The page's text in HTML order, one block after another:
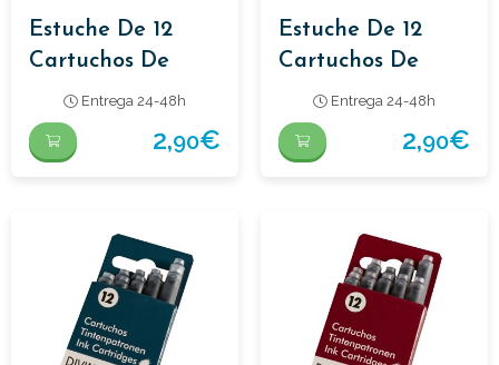
Estuche De 12
Cartuchos De
Tinta Color Verde
Hierba
Entrega 24-48h
2,90€
Estuche De 12
Cartuchos De
Tinta Color Ocre
Entrega 24-48h
2,90€